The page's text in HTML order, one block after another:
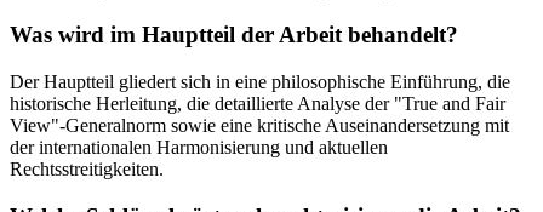
Was wird im Hauptteil der Arbeit behandelt?
Der Hauptteil gliedert sich in eine philosophische Einführung, die
historische Herleitung, die detaillierte Analyse der "True and Fair
View"-Generalnorm sowie eine kritische Auseinandersetzung mit
der internationalen Harmonisierung und aktuellen
Rechtsstreitigkeiten.